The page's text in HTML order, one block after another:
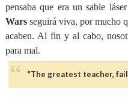
pensaba que era un sable
Wars seguirá viva, por mucho
acaben. Al fin y al cabo,
para mal.
"The greatest teacher,